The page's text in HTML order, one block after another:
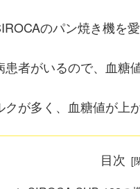
のパン焼き機を愛
者がいるので、血糖
が多く、血糖値が上
目次